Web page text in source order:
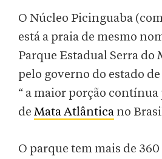
O Núcleo Picinguaba
está a praia de mesmo
Parque Estadual Serra do
pelo governo do estado
“ a maior porção contínua
de Mata Atlântica no
O parque tem mais de